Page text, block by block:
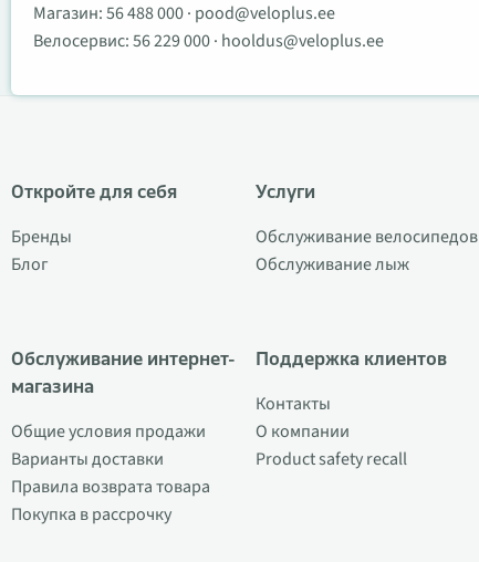
Магазин:56 488 000· pood@veloplus.ee
Велосервис:56 229 000· hooldus@veloplus.ee
Откройте для себя
Бренды
Блог
Обслуживание интернет-
магазина
Общие условия продажи
Варианты доставки
Правила возврата товара
Покупка в рассрочку
Услуги
Обслуживание велосипедов
Обслуживание лыж
Поддержка клиентов
Контакты
О компании
Product safety recall